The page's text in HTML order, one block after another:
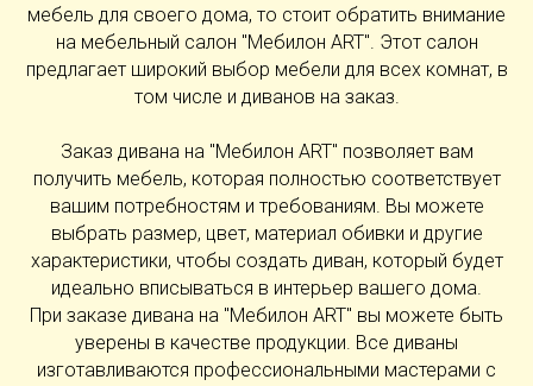
мебель для своего дома, то стоит обратить внимание
на мебельный салон "Мебилон ART". Этот салон
предлагает широкий выбор мебели для всех комнат, в
том числе и диванов на заказ.
Заказ дивана на "Мебилон ART" позволяет вам
получить мебель, которая полностью соответствует
вашим потребностям и требованиям. Вы можете
выбрать размер, цвет, материал обивки и другие
характеристики, чтобы создать диван, который будет
идеально вписываться в интерьер вашего дома.
При заказе дивана на "Мебилон ART" вы можете быть
уверены в качестве продукции. Все диваны
изготавливаются профессиональными мастерами с